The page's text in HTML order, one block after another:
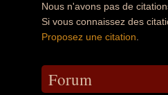
Nous n'avons pas de
Si vous connaissez des
Proposez une citation
Forum